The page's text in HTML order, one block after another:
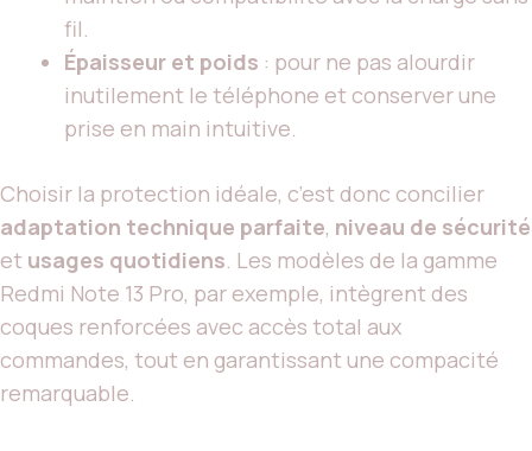
fil.
Épaisseur et poids : pour ne pas alourdir
inutilement le téléphone et conserver une
prise en main intuitive.
Choisir la protection idéale, c’est donc concilier
adaptation technique parfaite, niveau de sécurité
et usages quotidiens . Les modèles de la gamme
Redmi Note 13 Pro, par exemple, intègrent des
coques renforcées avec accès total aux
commandes, tout en garantissant une compacité
remarquable.